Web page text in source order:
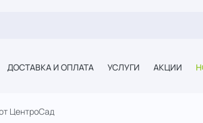
ДОСТАВКА И ОПЛАТА УСЛУГИ АКЦИИ
ЦентроСад